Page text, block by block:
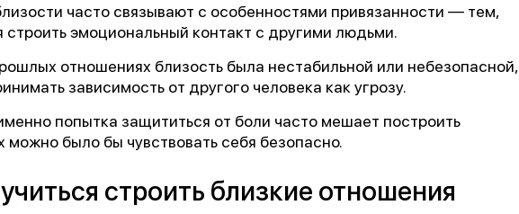
часто связывают с особенностями привязанности — тем,
строить эмоциональный контакт с другими людьми.
отношениях близость была нестабильной или небезопасной,
зависимость от другого человека как угрозу.
попытка защититься от боли часто мешает построить
можно было бы чувствовать себя безопасно.
строить близкие отношения